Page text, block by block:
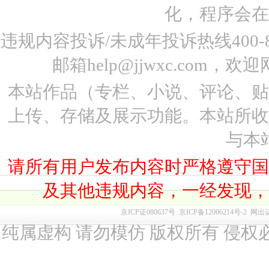
化，程序会
违规内容投诉/未成年投诉热线
邮箱help@jjwxc.com，欢
本站作品（专栏、小说、评论、
上传、存储及展示功能。本站所
与本
请所有用户发布内容时严格遵守
及其他违规内容，一经发现
京ICP证080637号 京ICP备12006214号-2 网出
纯属虚构 请勿模仿 版权所有 侵权